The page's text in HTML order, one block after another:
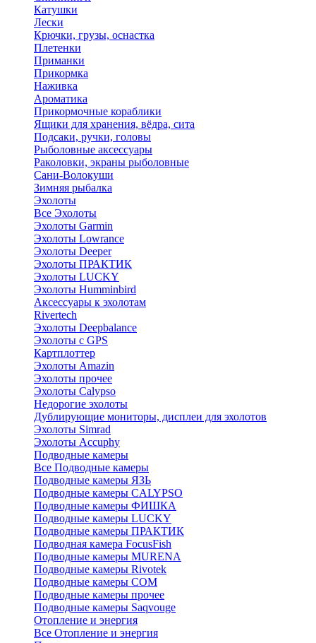
Катушки
Лески
Крючки, грузы, оснастка
Плетенки
Приманки
Прикормка
Наживка
Ароматика
Прикормочные кораблики
Ящики для хранения, вёдра, сита
Подсаки, ручки, головы
Рыболовные аксессуары
Раколовки, экраны рыболовные
Сани-Волокуши
Зимняя рыбалка
Эхолоты
Все Эхолоты
Эхолоты Garmin
Эхолоты Lowrance
Эхолоты Deeper
Эхолоты ПРАКТИК
Эхолоты LUCKY
Эхолоты Humminbird
Аксессуары к эхолотам
Rivertech
Эхолоты Deepbalance
Эхолоты с GPS
Картплоттер
Эхолоты Amazin
Эхолоты прочее
Эхолоты Calypso
Недорогие эхолоты
Дублирующие мониторы, дисплеи для эхолотов
Эхолоты Simrad
Эхолоты Accuphy
Подводные камеры
Все Подводные камеры
Подводные камеры ЯЗЬ
Подводные камеры CALYPSO
Подводные камеры ФИШКА
Подводные камеры LUCKY
Подводные камеры ПРАКТИК
Подводная камера FocusFish
Подводные камеры MURENA
Подводные камеры Rivotek
Подводные камеры СОМ
Подводные камеры прочее
Подводные камеры Saqvouge
Отопление и энергия
Все Отопление и энергия